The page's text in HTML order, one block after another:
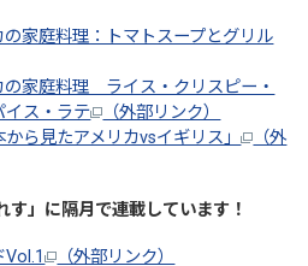
の家庭料理：トマトスープとグリル
の家庭料理 ライス・クリスピー・
イス・ラテ
（外部リンク）
から見たアメリカvsイギリス」
（外
す」に隔月で連載しています！
Vol.1
（外部リンク）